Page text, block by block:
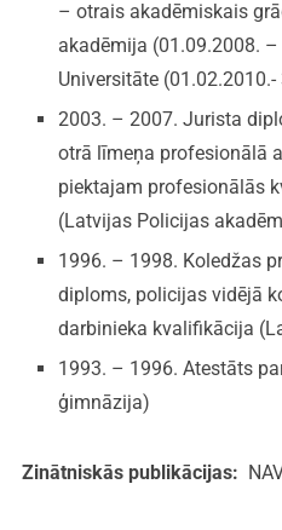
– otrais akadēmiskais
akadēmija (01.09.2008.
Universitāte
2003. – 2007. Jurista
otrā līmeņa profesionālā
piektajam profesionālās
(Latvijas Policijas
1996. – 1998. Koledžas
diploms, policijas vidējā
darbinieka kvalifikācija
1993. – 1996. Atestāts
ģimnāzija)
Zinātniskās publikācijas: